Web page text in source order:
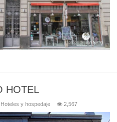
HOTEL
Hoteles y hospedaje 2,567